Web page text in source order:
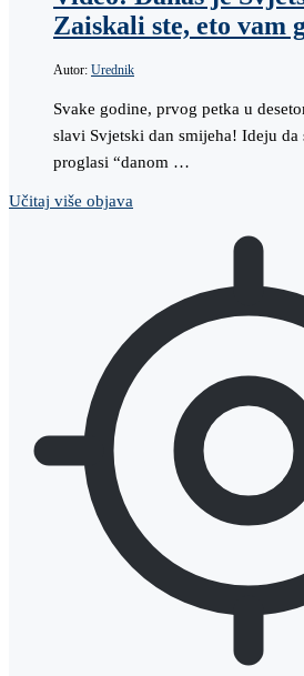
Zaiskali ste, eto vam
Autor: Urednik
Svake godine, prvog petka u
slavi Svjetski dan smijeha! Ideju da
proglasi “danom …
Učitaj više objava